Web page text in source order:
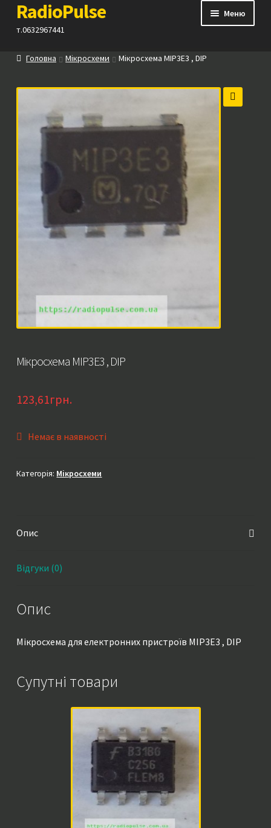
Перейти
до
Перейти
до
RadioPulse
т.0632967441
Меню
Каталог
Контакти
Прайс
Посилання
Головна Мікросхеми Мікросхема MIP3E3 , DIP
Мікросхема MIP3E3 , DIP
123,61грн.
Немає в наявності
Категорія: Мікросхеми
Опис
Відгуки (0)
Опис
Мікросхема для електронних пристроїв MIP3E3 , DIP
Супутні товари